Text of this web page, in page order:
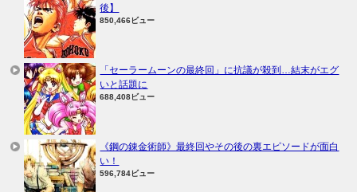
後】
850,466ビュー
「セーラームーンの最終回」に抗議が殺到…結末がエグ
いと話題に
688,408ビュー
《鋼の錬金術師》最終回やその後の裏エピソードが面白
い！
596,784ビュー